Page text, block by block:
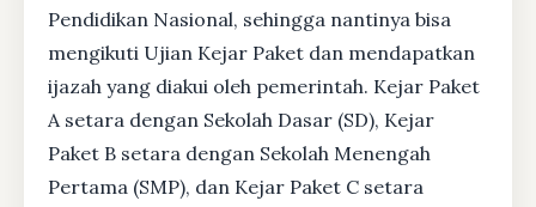
Pendidikan Nasional, sehingga nantinya bisa
mengikuti Ujian Kejar Paket dan mendapatkan
ijazah yang diakui oleh pemerintah. Kejar Paket
A setara dengan Sekolah Dasar (SD), Kejar
Paket B setara dengan Sekolah Menengah
Pertama (SMP), dan Kejar Paket C setara